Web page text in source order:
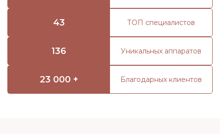
43 ТОП специалистов
136 Уникальных аппаратов
23 000 + Благодарных клиентов